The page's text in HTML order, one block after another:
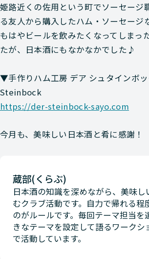
姫路近くの佐用という町でソーセージ
る友人から購入したハム・ソーセージ
もはやビールを飲みたくなってしまっ
たが、日本酒にもなかなかでした♪
▼手作りハム工房 デア シュタインボ
Steinbock
https://der-steinbock-sayo.com
今月も、美味しい日本酒と肴に感謝！
蔵部(くらぶ)
日本酒の知識を深めながら、美味し
むクラブ活動です。自力で帰れる程
のがルールです。毎回テーマ担当を
きなテーマを設定して語るワークシ
で活動しています。